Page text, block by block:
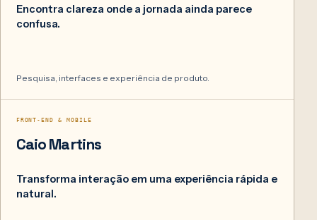
Encontra clareza onde a jornada ainda parece
confusa.
Pesquisa, interfaces e experiência de produto.
FRONT-END & MOBILE
Caio Martins
Transforma interação em uma experiência rápida e
natural.